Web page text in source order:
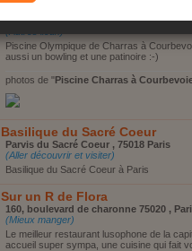
Place Charras , Courbevoie
Piscine Olympique de Charras à
aussi un bowling et une patinoire :-)
photos de "Piscine Charras à
Basilique du Sacré Coeur
Parvis du Sacré Coeur , 75018 Paris
(Aller découvrir et visiter)
Basilique du Sacré Coeur à Paris
Sur un R de Flora
160, boulevard de charonne 75020 ,
(Mieux manger)
Le meilleur restaurant lusophone de la
accueil super sympa, une cuisine qui fait